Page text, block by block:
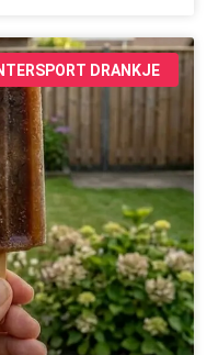
DRANKJE